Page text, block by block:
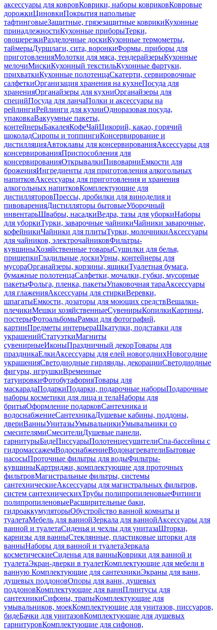
аксессуары для ковровКоврики, наборы ковриковКовровые
дорожкиЦиновкиПокрытия напольные
тафтинговыеЗащитные, грязезащитные коврикиКухонные
принадлежностиКухонные приборыТерки,
овощерезкиРазделочные доскиКухонные термометры,
таймерыДуршлаги, сита, воронкиФормы, приборы для
приготовленияМолотки для мяса, тендерайзерыКухонные
мелочиМискиКухонный текстильКухонные фартуки,
прихваткиКухонные полотенцаСкатерти, сервировочные
салфеткиОрганизация хранения на кухнеПосуда для
храненияОрганайзеры для кухниОрганайзеры для
специйПосуда для ланчаПолки и аксессуары на
рейлингиРейлинги для кухниОдноразовая посуда,
упаковкаВакуумные пакеты,
контейнерыБакалеяКофеЧайЦикорий, какао, горячий
шоколадСиропы и топпингиКонсервирование и
дистилляцияАвтоклавы для консервированияАксессуары для
консервированияПриспособления для
консервированияОткрывалкиПивоварниЕмкости для
броженияИнгредиенты для приготовления алкогольных
напитковАксессуары для приготовления и хранения
алкогольных напитковКомплектующие для
дистилляторовПрессы, дробилки для виноделия и
пивоваренияДистилляторы бытовыеУборочный
инвентарьШвабры, насадкиВедра, тазы для уборкиНаборы
для уборкиТурки, заварочные чайникиЧайники заварочные,
кофейникиЧайники для плитыТурки, молочникиАксессуары
для чайников, электрочайниковФильтры-
кувшиныХозяйственные товарыСушилки для белья,
прищепкиГладильные доскиУрны, контейнеры для
мусораОрганайзеры, корзины, ящикиТуалетная бумага,
бумажные полотенцаСалфетки, мочалки, губки, мусорные
пакетыФольга, пленка, пакетыУпаковочная тараАксессуары
для глаженияАксессуары для стиркиВеревки,
шпагатыЕмкости, дозаторы для моющих средствВешалки-
плечикиМешки хозяйственныеСувенирыКопилкиКартины,
постерыФотоальбомыРамки для фотографий,
картинПредметы интерьераШкатулки, подставки для
украшенийСтатуэткиМагниты
сувенирныеИконыПраздничный декорТовары для
праздникаЕлкиАксессуары для елей новогоднихНовогодние
украшенияСветодиодные гирлянды, декорацииСветодиодные
фигуры, игрушкиВременные
татуировкиФотобутафорияТовары для
маскарадаПодаркиПодарки, подарочные наборыПодарочные
наборы косметики для лица и телаНаборы для
бритьяОформление подарковСантехника и
водоснабжениеСантехникаДушевые кабины, поддоны,
двериВанныУнитазыУмывальникиУмывальники со
смесителямиСмесителиДушевые панели,
гарнитурыБидеПиссуарыПолотенцесушителиСпа-бассейны с
гидромассажемВодоснабжениеВодонагревателиБытовые
насосыПроточные фильтры для водыФильтры-
кувшиныКартриджи, комплектующие для проточных
фильтровМагистральные фильтры, системы
сантехническиеАксессуары для магистральных фильтров,
систем сантехническихТрубы полипропиленовыеФитинги
полипропиленовыеРасширительные баки,
гидроаккумуляторыОбустройство ванной комнаты и
туалетаМебель для ваннойЗеркала для ваннойАксессуары для
ванной и туалетаСиденья и чехлы для унитазаШторки,
карнизы для ванныСтеклянные, пластиковые шторки для
ванныНаборы для ванной и туалетаЗеркала
косметическиеСиденья для ванныКоврики для ванной и
туалетаЭкран-дверки в туалетКомплектующие для мебели в
ванную Комплектующие для сантехникиЭкраны для ванн,
душевых поддоновОпоры для ванн, душевых
поддоновКомплектующие для ваннПлинтусы для
сантехникиСифоны, трапыКомплектующие для
умывальников, моекКомплектующие для унитазов, писсуаров,
бидеБачки для унитазовКомплектующие для душевых
гарнитуровКомплектующие для сифонов,